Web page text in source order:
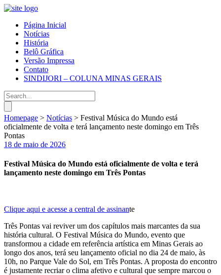
Página Inicial
Notícias
História
Belô Gráfica
Versão Impressa
Contato
SINDIJORI – COLUNA MINAS GERAIS
Homepage > Notícias > Festival Música do Mundo está
oficialmente de volta e terá lançamento neste domingo em Três
Pontas
18 de maio de 2026
Festival Música do Mundo está oficialmente de volta e terá
lançamento neste domingo em Três Pontas
Clique aqui e acesse a central de assinante
Três Pontas vai reviver um dos capítulos mais marcantes da sua
história cultural. O Festival Música do Mundo, evento que
transformou a cidade em referência artística em Minas Gerais ao
longo dos anos, terá seu lançamento oficial no dia 24 de maio, às
10h, no Parque Vale do Sol, em Três Pontas. A proposta do encontro
é justamente recriar o clima afetivo e cultural que sempre marcou o